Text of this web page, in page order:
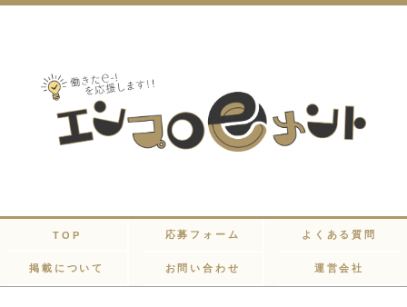
TOP 応募フォーム よくある質問
掲載について お問い合わせ 運営会社